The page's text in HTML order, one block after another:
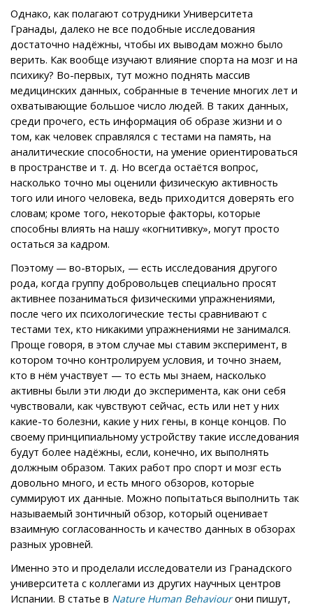
Однако, как полагают сотрудники Университета
Гранады, далеко не все подобные исследования
достаточно надёжны, чтобы их выводам можно было
верить. Как вообще изучают влияние спорта на мозг и на
психику? Во-первых, тут можно поднять массив
медицинских данных, собранные в течение многих лет и
охватывающие большое число людей. В таких данных,
среди прочего, есть информация об образе жизни и о
том, как человек справлялся с тестами на память, на
аналитические способности, на умение ориентироваться
в пространстве и т. д. Но всегда остаётся вопрос,
насколько точно мы оценили физическую активность
того или иного человека, ведь приходится доверять его
словам; кроме того, некоторые факторы, которые
способны влиять на нашу «когнитивку», могут просто
остаться за кадром.
Поэтому — во-вторых, — есть исследования другого
рода, когда группу добровольцев специально просят
активнее позаниматься физическими упражнениями,
после чего их психологические тесты сравнивают с
тестами тех, кто никакими упражнениями не занимался.
Проще говоря, в этом случае мы ставим эксперимент, в
котором точно контролируем условия, и точно знаем,
кто в нём участвует — то есть мы знаем, насколько
активны были эти люди до эксперимента, как они себя
чувствовали, как чувствуют сейчас, есть или нет у них
какие-то болезни, какие у них гены, в конце концов. По
своему принципиальному устройству такие исследования
будут более надёжны, если, конечно, их выполнять
должным образом. Таких работ про спорт и мозг есть
довольно много, и есть много обзоров, которые
суммируют их данные. Можно попытаться выполнить так
называемый зонтичный обзор, который оценивает
взаимную согласованность и качество данных в обзорах
разных уровней.
Именно это и проделали исследователи из Гранадского
университета с коллегами из других научных центров
Испании. В статье в Nature Human Behaviourони пишут,